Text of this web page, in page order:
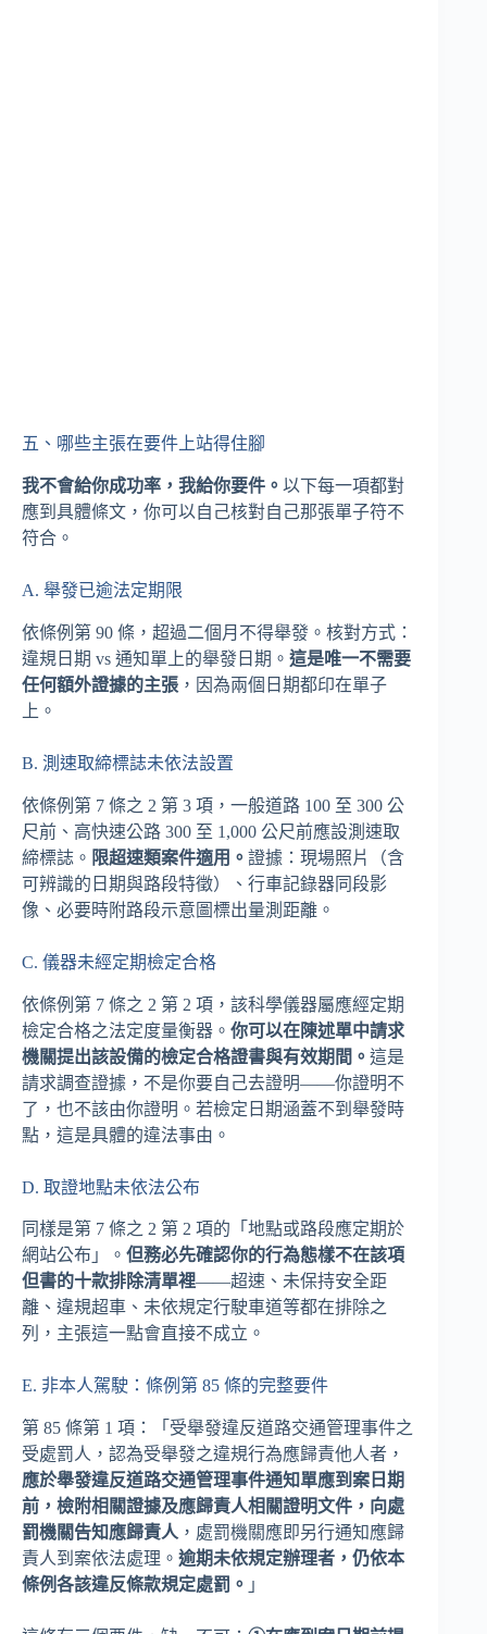
五、哪些主張在要件上站得住腳
我不會給你成功率，我給你要件。 以下每一項都對
應到具體條文，你可以自己核對自己那張單子符不
符合。
A. 舉發已逾法定期限
依條例第 90 條，超過二個月不得舉發。核對方式：
違規日期 vs 通知單上的舉發日期。 這是唯一不需要
任何額外證據的主張 ，因為兩個日期都印在單子
上。
B. 測速取締標誌未依法設置
依條例第 7 條之 2 第 3 項，一般道路 100 至 300 公
尺前、高快速公路 300 至 1,000 公尺前應設測速取
締標誌。 限超速類案件適用。 證據：現場照片（含
可辨識的日期與路段特徵）、行車記錄器同段影
像、必要時附路段示意圖標出量測距離。
C. 儀器未經定期檢定合格
依條例第 7 條之 2 第 2 項，該科學儀器屬應經定期
檢定合格之法定度量衡器。 你可以在陳述單中請求
機關提出該設備的檢定合格證書與有效期間。 這是
請求調查證據，不是你要自己去證明——你證明不
了，也不該由你證明。若檢定日期涵蓋不到舉發時
點，這是具體的違法事由。
D. 取證地點未依法公布
同樣是第 7 條之 2 第 2 項的「地點或路段應定期於
網站公布」。 但務必先確認你的行為態樣不在該項
但書的十款排除清單裡——超速、未保持安全距
離、違規超車、未依規定行駛車道等都在排除之
列，主張這一點會直接不成立。
E. 非本人駕駛：條例第 85 條的完整要件
第 85 條第 1 項：「受舉發違反道路交通管理事件之
受處罰人，認為受舉發之違規行為應歸責他人者，
應於舉發違反道路交通管理事件通知單應到案日期
前，檢附相關證據及應歸責人相關證明文件，向處
罰機關告知應歸責人 ，處罰機關應即另行通知應歸
責人到案依法處理。 逾期未依規定辦理者，仍依本
條例各該違反條款規定處罰。 」